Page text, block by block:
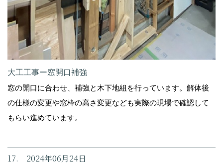
大工工事ー窓開口補強
窓の開口に合わせ、補強と木下地組を行っています。解体後
の仕様の変更や窓枠の高さ変更なども実際の現場で確認して
もらい進めています。
17. 2024年06月24日